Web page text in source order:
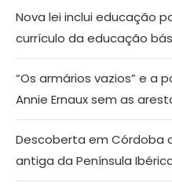
Nova lei inclui educação
currículo da educação
“Os armários vazios” e a
Annie Ernaux sem as
Descoberta em Córdoba
antiga da Península